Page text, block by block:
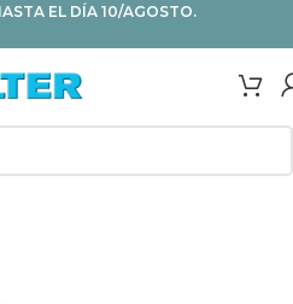
EL DÍA 10/AGOSTO.